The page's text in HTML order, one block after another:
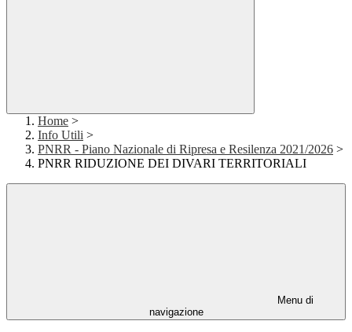
Home >
Info Utili >
PNRR - Piano Nazionale di Ripresa e Resilenza 2021/2026 >
PNRR RIDUZIONE DEI DIVARI TERRITORIALI
Menu di
navigazione